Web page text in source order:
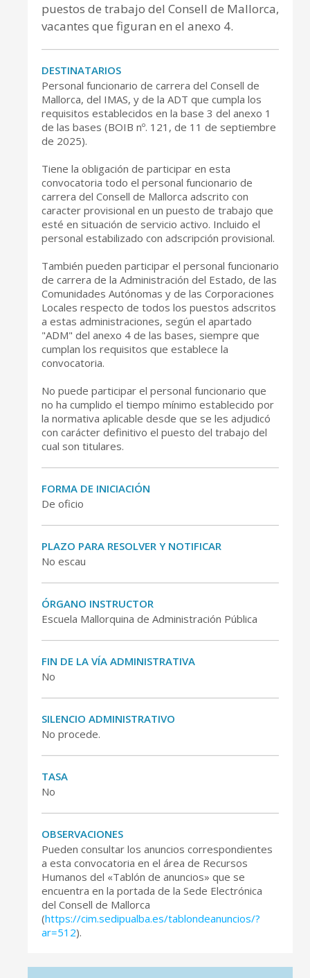
puestos de trabajo del Consell de Mallorca,
vacantes que figuran en el anexo 4.
DESTINATARIOS
Personal funcionario de carrera del Consell de
Mallorca, del IMAS, y de la ADT que cumpla los
requisitos establecidos en la base 3 del anexo 1
de las bases (BOIB nº. 121, de 11 de septiembre
de 2025).
Tiene la obligación de participar en esta
convocatoria todo el personal funcionario de
carrera del Consell de Mallorca adscrito con
caracter provisional en un puesto de trabajo que
esté en situación de servicio activo. Incluido el
personal estabilizado con adscripción provisional.
También pueden participar el personal funcionario
de carrera de la Administración del Estado, de las
Comunidades Autónomas y de las Corporaciones
Locales respecto de todos los puestos adscritos
a estas administraciones, según el apartado
"ADM" del anexo 4 de las bases, siempre que
cumplan los requisitos que establece la
convocatoria.
No puede participar el personal funcionario que
no ha cumplido el tiempo mínimo establecido por
la normativa aplicable desde que se les adjudicó
con carácter definitivo el puesto del trabajo del
cual son titulares.
FORMA DE INICIACIÓN
De oficio
PLAZO PARA RESOLVER Y NOTIFICAR
No escau
ÓRGANO INSTRUCTOR
Escuela Mallorquina de Administración Pública
FIN DE LA VÍA ADMINISTRATIVA
No
SILENCIO ADMINISTRATIVO
No procede.
TASA
No
OBSERVACIONES
Pueden consultar los anuncios correspondientes
a esta convocatoria en el área de Recursos
Humanos del «Tablón de anuncios» que se
encuentra en la portada de la Sede Electrónica
del Consell de Mallorca
(https://cim.sedipualba.es/tablondeanuncios/?
ar=512).